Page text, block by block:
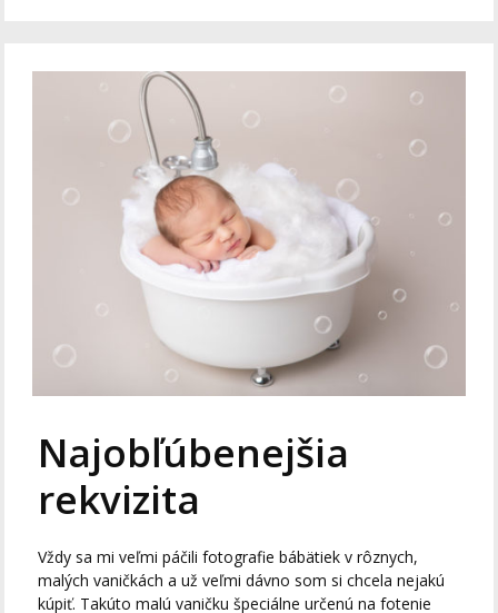
Najobľúbenejšia
rekvizita
Vždy sa mi veľmi páčili fotografie bábätiek v rôznych,
malých vaničkách a už veľmi dávno som si chcela nejakú
kúpiť. Takúto malú vaničku špeciálne určenú na fotenie